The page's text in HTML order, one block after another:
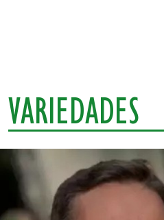
VARIEDADES